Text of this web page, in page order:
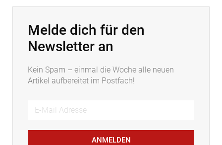
Melde dich für den
Newsletter an
Kein Spam – einmal die Woche alle neuen
Artikel aufbereitet im Postfach!
ANMELDEN